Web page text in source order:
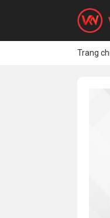
Trang